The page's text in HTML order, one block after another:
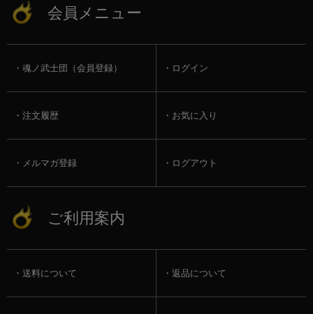
会員メニュー
魂ノ武士団（会員登録） ログイン
注文履歴 お気に入り
メルマガ登録 ログアウト
ご利用案内
送料について 返品について